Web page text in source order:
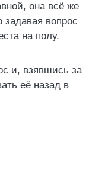
она всё же
вопрос
на полу.
и, взявшись за
её назад в